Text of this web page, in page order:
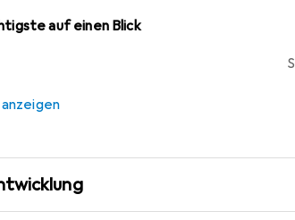
auf einen Blick